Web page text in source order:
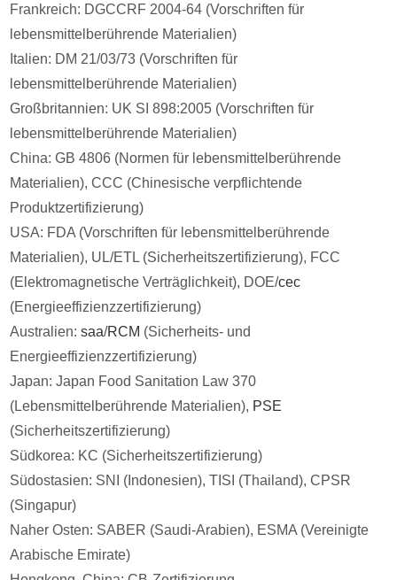
Frankreich: DGCCRF 2004-64 (Vorschriften für
lebensmittelberührende Materialien)
Italien: DM 21/03/73 (Vorschriften für
lebensmittelberührende Materialien)
Großbritannien: UK SI 898:2005 (Vorschriften für
lebensmittelberührende Materialien)
China: GB 4806 (Normen für lebensmittelberührende
Materialien), CCC (Chinesische verpflichtende
Produktzertifizierung)
USA: FDA (Vorschriften für lebensmittelberührende
Materialien), UL/ETL (Sicherheitszertifizierung), FCC
(Elektromagnetische Verträglichkeit), DOE/cec
(Energieeffizienzzertifizierung)
Australien:saa/RCM (Sicherheits- und
Energieeffizienzzertifizierung)
Japan: Japan Food Sanitation Law 370
(Lebensmittelberührende Materialien), PSE
(Sicherheitszertifizierung)
Südkorea: KC (Sicherheitszertifizierung)
Südostasien: SNI (Indonesien), TISI (Thailand), CPSR
(Singapur)
Naher Osten: SABER (Saudi-Arabien), ESMA (Vereinigte
Arabische Emirate)